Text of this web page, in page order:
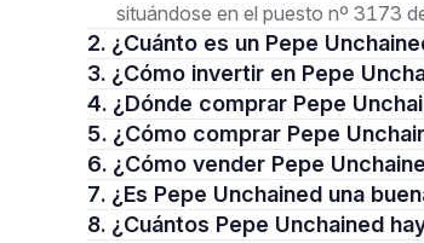
situándose en el puesto nº 3173
2. ¿Cuánto es un Pepe
3. ¿Cómo invertir en Pepe
4. ¿Dónde comprar Pepe
5. ¿Cómo comprar Pepe
6. ¿Cómo vender Pepe
7. ¿Es Pepe Unchained una
8. ¿Cuántos Pepe Unchained